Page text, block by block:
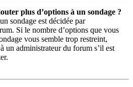
plus d’options à un sondage ?
sondage est décidée par
Si le nombre d’options que vous
vous semble trop restreint,
un administrateur du forum s’il est